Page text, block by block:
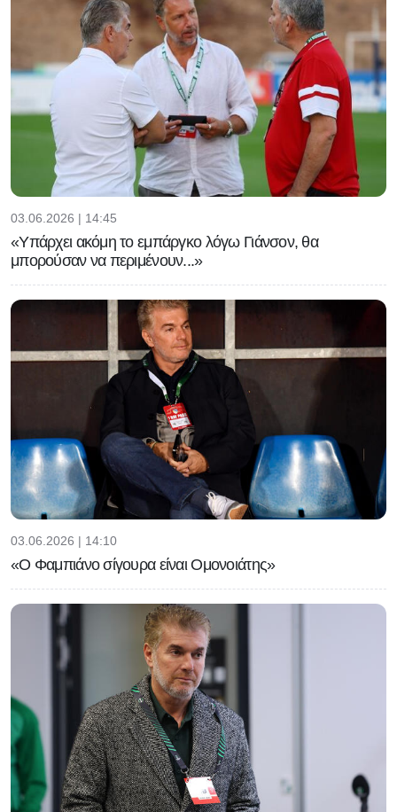
03.06.2026 | 14:45
«Υπάρχει ακόμη το εμπάργκο λόγω Γιάνσον, θα
μπορούσαν να περιμένουν...»
03.06.2026 | 14:10
«Ο Φαμπιάνο σίγουρα είναι Ομονοιάτης»